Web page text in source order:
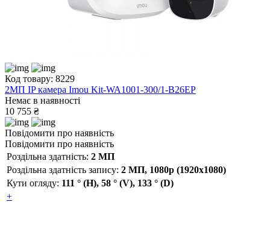
Код товару: 8229
2МП IP камера Imou Kit-WA1001-300/1-B26EP
Немає в наявності
10 755 ₴
Повідомити про наявність
Повідомити про наявність
Роздільна здатність: 2 МП
Роздільна здатність запису: 2 МП, 1080p (1920х1080)
Кути огляду: 111 ° (H), 58 ° (V), 133 ° (D)
+